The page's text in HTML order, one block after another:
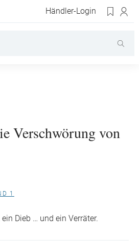
Händler-Login
Verschwörung von
1
Dieb … und ein Verräter.